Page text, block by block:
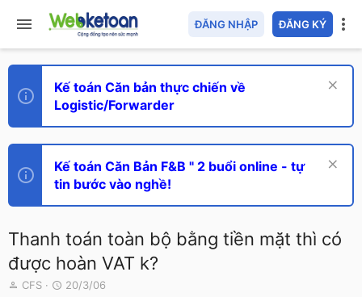
ĐĂNG NHẬP ĐĂNG KÝ
Kế toán Căn bản thực chiến về
Logistic/Forwarder
Kế toán Căn Bản F&B " 2 buổi online - tự
tin bước vào nghề!
Thanh toán toàn bộ bằng tiền mặt thì có
được hoàn VAT k?
T
CFS
N
20/3/06